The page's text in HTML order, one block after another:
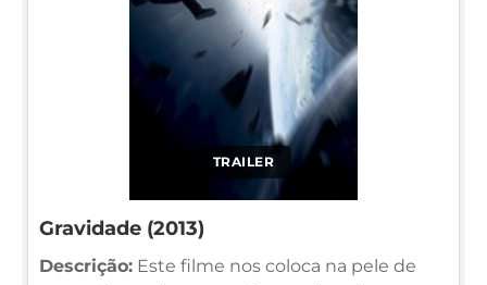
TRAILER
Gravidade (2013)
Descrição: Este filme nos coloca na pele de